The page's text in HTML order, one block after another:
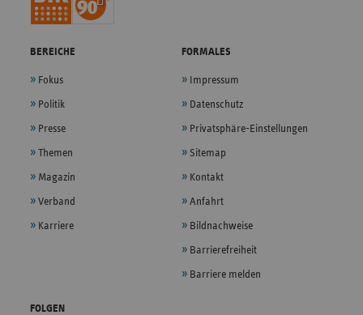
BEREICHE
Fokus
Politik
Presse
Themen
Magazin
Verband
Karriere
FORMALES
Impressum
Datenschutz
Privatsphäre-Einstellungen
Sitemap
Kontakt
Anfahrt
Bildnachweise
Barrierefreiheit
Barriere melden
FOLGEN